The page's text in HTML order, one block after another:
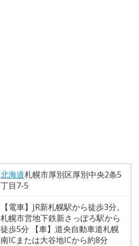
北海道札幌市厚別区厚別中央2条5
丁目7-5
【電車】JR新札幌駅から徒歩3分。
札幌市営地下鉄新さっぽろ駅から
徒歩5分 【車】道央自動車道札幌
南ICまたは大谷地ICから約8分